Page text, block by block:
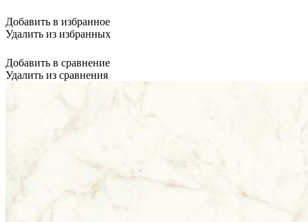
Добавить в избранное
Удалить из избранных
Добавить в сравнение
Удалить из сравнения